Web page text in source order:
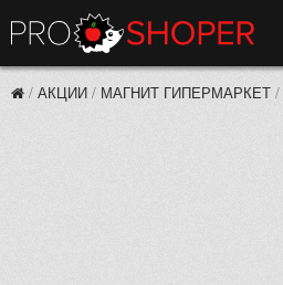
/ АКЦИИ / МАГНИТ ГИПЕРМАРКЕТ /